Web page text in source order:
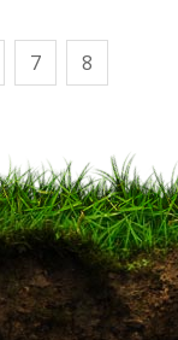
7 8